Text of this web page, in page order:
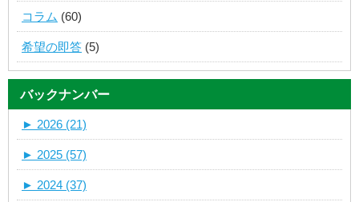
コラム (60)
希望の即答 (5)
バックナンバー
► 2026 (21)
► 2025 (57)
► 2024 (37)